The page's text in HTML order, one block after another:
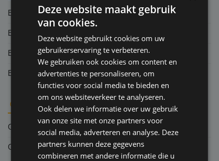
Exoneratie
En-bloc clausule
Each and every claim
Eigen schade
G
Grief
Gevolgschade
Deze website maakt gebruik
van cookies.
Deze website gebruikt cookies om uw
gebruikerservaring te verbeteren.
We gebruiken ook cookies om content en
advertenties te personaliseren, om
functies voor social media te bieden en
om ons websiteverkeer te analyseren.
Ook delen we informatie over uw gebruik
van onze site met onze partners voor
social media, adverteren en analyse. Deze
partners kunnen deze gegevens
combineren met andere informatie die u